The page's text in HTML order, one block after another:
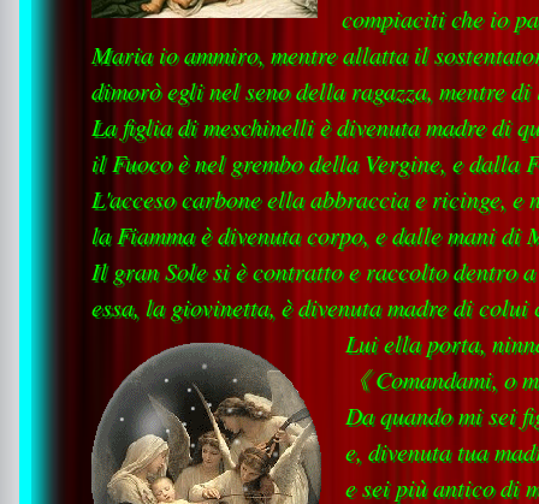
compiaciti che io
Maria io ammiro, mentre allatta il
dimorò egli nel seno della ragazza, mentre
La figlia di meschinelli è divenuta madre di
il Fuoco è nel grembo della Vergine, e dalla
L'acceso carbone ella abbraccia e ricinge, e
la Fiamma è divenuta corpo, e dalle mani di
Il gran Sole si è contratto e raccolto dentro
essa, la giovinetta, è divenuta madre di colui
Lui ella porta,
《 Comandami,
Da quando mi sei
e, divenuta tua
e sei più antico di